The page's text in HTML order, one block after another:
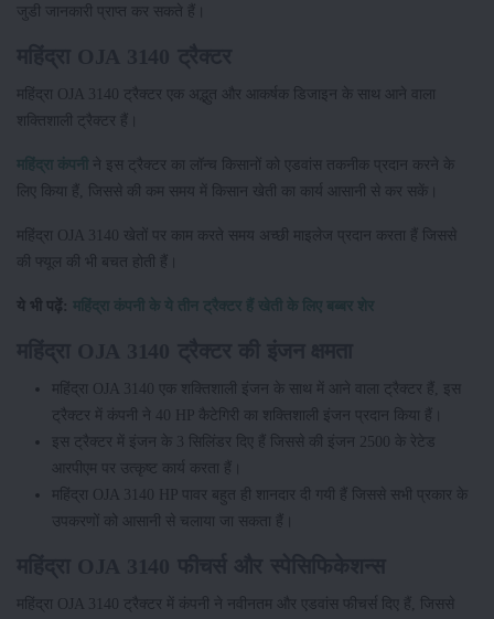
जुडी जानकारी प्राप्त कर सकते हैं।
महिंद्रा OJA 3140 ट्रैक्टर एक अद्भुत और आकर्षक डिजाइन के साथ आने वाला
शक्तिशाली ट्रैक्टर हैं।
महिंद्रा कंपनी ने इस ट्रैक्टर का लॉन्च किसानों को एडवांस तकनीक प्रदान करने के
लिए किया हैं, जिससे की कम समय में किसान खेती का कार्य आसानी से कर सकें।
महिंद्रा OJA 3140 खेतों पर काम करते समय अच्छी माइलेज प्रदान करता हैं जिससे
की फ्यूल की भी बचत होती हैं।
ये भी पढ़ें: महिंद्रा कंपनी के ये तीन ट्रैक्टर हैं खेती के लिए बब्बर शेर
महिंद्रा OJA 3140 एक शक्तिशाली इंजन के साथ में आने वाला ट्रैक्टर हैं, इस
ट्रैक्टर में कंपनी ने 40 HP कैटेगिरी का शक्तिशाली इंजन प्रदान किया हैं।
इस ट्रैक्टर में इंजन के 3 सिलिंडर दिए हैं जिससे की इंजन 2500 के रेटेड
आरपीएम पर उत्कृष्ट कार्य करता हैं।
महिंद्रा OJA 3140 HP पावर बहुत ही शानदार दी गयी हैं जिससे सभी प्रकार के
उपकरणों को आसानी से चलाया जा सकता हैं।
महिंद्रा OJA 3140 ट्रैक्टर में कंपनी ने नवीनतम और एडवांस फीचर्स दिए हैं, जिससे